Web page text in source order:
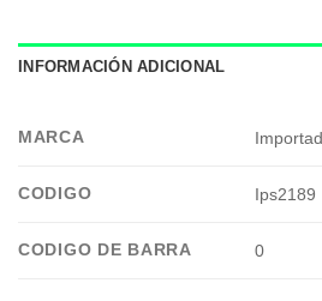
INFORMACIÓN ADICIONAL
MARCA
CODIGO Ips2189
CODIGO DE BARRA 0